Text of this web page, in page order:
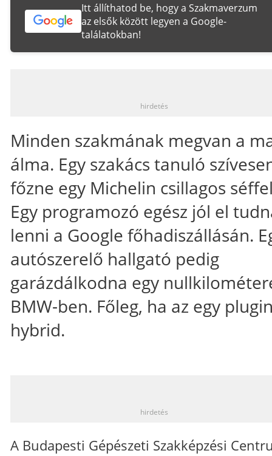
Itt állíthatod be, hogy a Szakmaverzum
az elsők között legyen a Google-
találatokban!
hirdetés
Minden szakmának megvan a
álma. Egy szakács tanuló
főzne egy Michelin csillagos
Egy programozó egész jól el
lenni a Google főhadiszállásán.
autószerelő hallgató pedig
garázdálkodna egy
BMW-ben. Főleg, ha az egy
hybrid.
hirdetés
A Budapesti Gépészeti Szakképzési